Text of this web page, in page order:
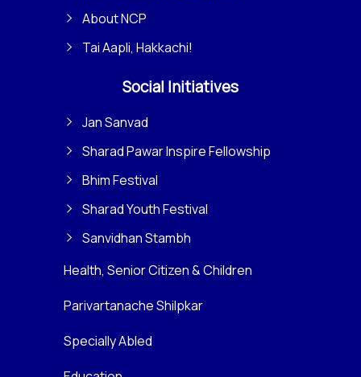
About NCP
Tai Aapli, Hakkachi!
Social Initiatives
Jan Sanvad
Sharad Pawar Inspire Fellowship
Bhim Festival
Sharad Youth Festival
Sanvidhan Stambh
Health, Senior Citizen & Children
Parivartanache Shilpkar
Specially Abled